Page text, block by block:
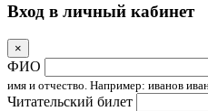
Вход в личный кабинет
×
ФИО
имя и отчество. Например: иванов
Читательский билет